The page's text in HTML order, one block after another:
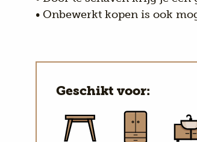
• Onbewerkt kopen is ook
Geschikt voor: